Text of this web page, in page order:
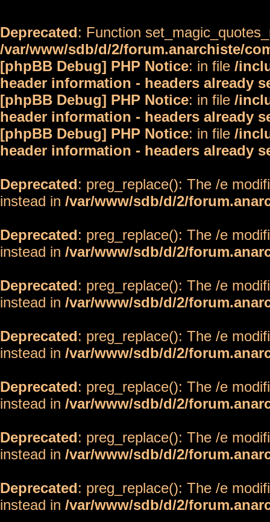
Deprecated: Function
/var/www/sdb/d/2/forum.anarchiste/
[phpBB Debug] PHP Notice: in file /
header information - headers already
[phpBB Debug] PHP Notice: in file /
header information - headers already
[phpBB Debug] PHP Notice: in file /
header information - headers already
Deprecated: preg_replace(): The /e
instead in /var/www/sdb/d/2/
Deprecated: preg_replace(): The /e
instead in /var/www/sdb/d/2/
Deprecated: preg_replace(): The /e
instead in /var/www/sdb/d/2/
Deprecated: preg_replace(): The /e
instead in /var/www/sdb/d/2/
Deprecated: preg_replace(): The /e
instead in /var/www/sdb/d/2/
Deprecated: preg_replace(): The /e
instead in /var/www/sdb/d/2/
Deprecated: preg_replace(): The /e
instead in /var/www/sdb/d/2/